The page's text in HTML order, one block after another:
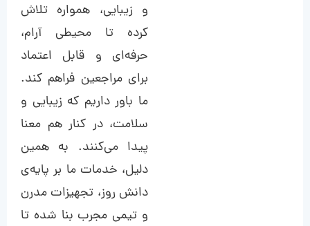
و زیبایی، همواره تلاش
کرده تا محیطی آرام،
حرفه‌ای و قابل اعتماد
برای مراجعین فراهم کند.
ما باور داریم که زیبایی و
سلامت، در کنار هم معنا
پیدا می‌کنند. به همین
دلیل، خدمات ما بر پایه‌ی
دانش روز، تجهیزات مدرن
و تیمی مجرب بنا شده تا